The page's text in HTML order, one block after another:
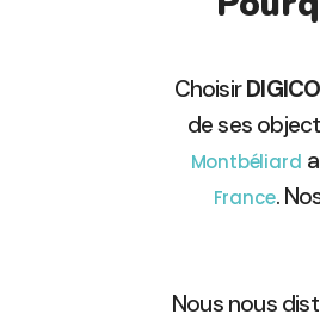
Choisir
de ses
Montbéliard
France.
Nous nous